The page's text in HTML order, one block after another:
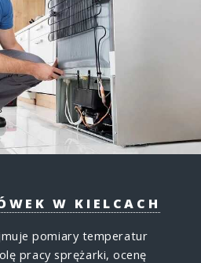
W KIELCACH
pomiary temperatur
pracy sprężarki, ocenę